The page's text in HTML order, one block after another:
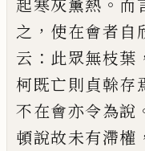
起寒灰薰熱 而
之 ， 使在會者自
云 ： 此眾無枝葉
柯既亡則貞榦存
不在會亦令為說
頓說故未有滯權